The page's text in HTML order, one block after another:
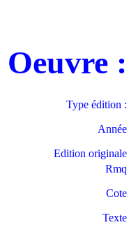
Oeuvre :
Type édition :
Année
Edition originale
Rmq
Cote
Texte